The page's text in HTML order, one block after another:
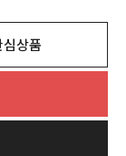
심상품